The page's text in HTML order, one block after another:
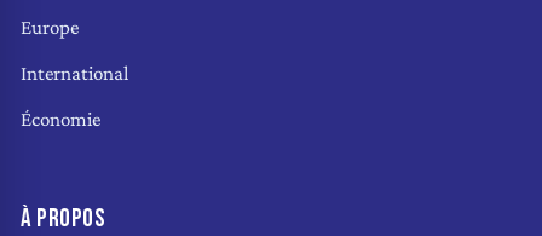
Europe
International
Économie
À PROPOS